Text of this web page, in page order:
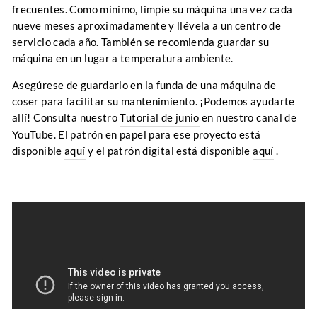
frecuentes. Como mínimo, limpie su máquina una vez cada
nueve meses aproximadamente y llévela a un centro de
servicio cada año. También se recomienda guardar su
máquina en un lugar a temperatura ambiente.
Asegúrese de guardarlo en la funda de una máquina de
coser para facilitar su mantenimiento. ¡Podemos ayudarte
allí! Consulta nuestroTutorial de junio en nuestro canal de
YouTube. El patrón en papel para ese proyecto está
disponibleaquí y el patrón digital está disponibleaquí .